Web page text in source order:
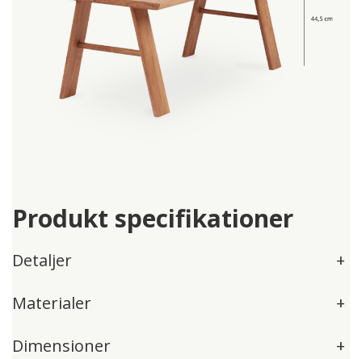
Produkt specifikationer
Detaljer
+
Materialer
+
Dimensioner
+